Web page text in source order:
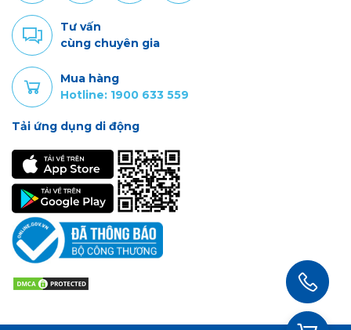
Tư vấn
cùng chuyên gia
Mua hàng
Hotline: 1900 633 559
Tải ứng dụng di động